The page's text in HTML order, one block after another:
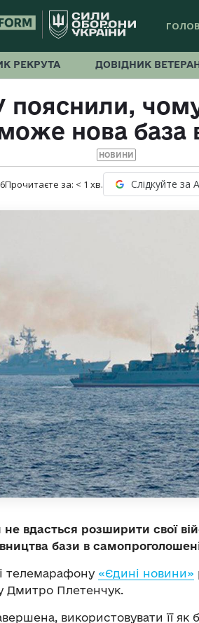
РЕКРУТА ДОВІДНИК
нова база в
НОВИНИ
Прочитаєте за: < 1 хв. Слідкуйте за
вдасться розширити свої
бази в
телемарафону «Єдині новини»
Дмитро Плетенчук.
використовувати її як